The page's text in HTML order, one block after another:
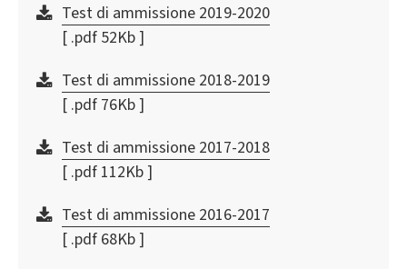
Test di ammissione 2019-2020
[ .pdf 52Kb ]
Test di ammissione 2018-2019
[ .pdf 76Kb ]
Test di ammissione 2017-2018
[ .pdf 112Kb ]
Test di ammissione 2016-2017
[ .pdf 68Kb ]